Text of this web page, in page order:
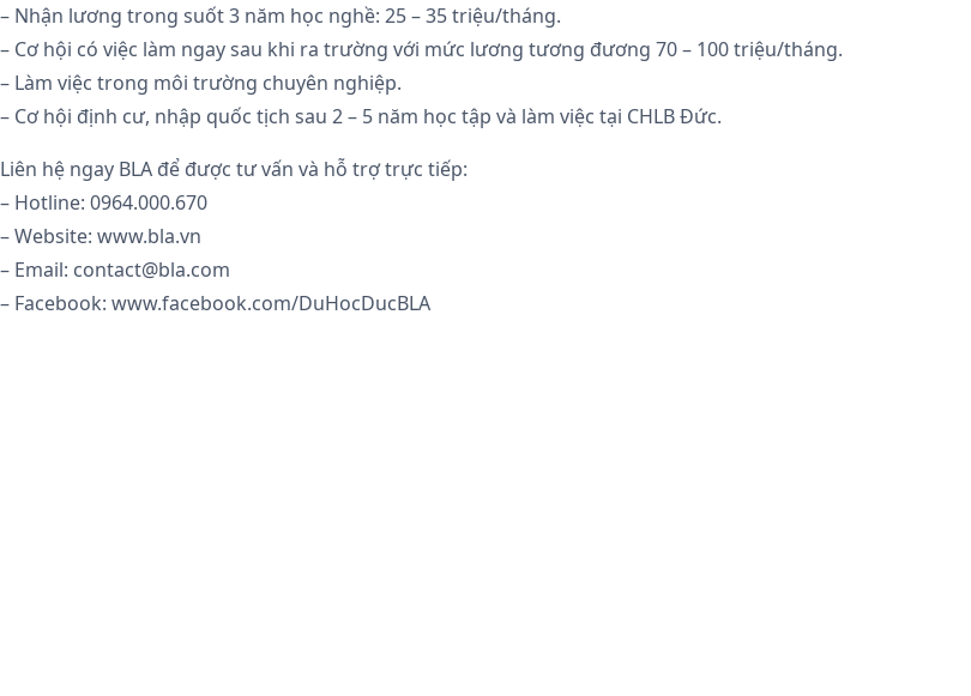
– Nhận lương trong suốt 3 năm học nghề: 25 – 35 triệu/tháng.
– Cơ hội có việc làm ngay sau khi ra trường với mức lương tương đương 70 – 100 triệu/tháng.
– Làm việc trong môi trường chuyên nghiệp.
– Cơ hội định cư, nhập quốc tịch sau 2 – 5 năm học tập và làm việc tại CHLB Đức.
Liên hệ ngay BLA để được tư vấn và hỗ trợ trực tiếp:
– Hotline: 0964.000.670
– Website: www.bla.vn
– Email: contact@bla.com
– Facebook: www.facebook.com/DuHocDucBLA